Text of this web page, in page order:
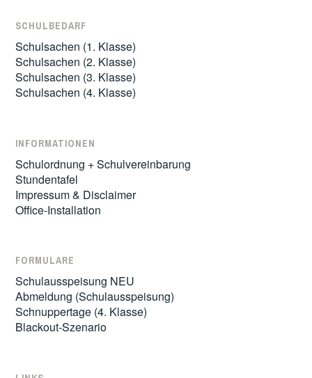
SCHULBEDARF
Schulsachen (1. Klasse)
Schulsachen (2. Klasse)
Schulsachen (3. Klasse)
Schulsachen (4. Klasse)
INFORMATIONEN
Schulordnung + Schulvereinbarung
Stundentafel
Impressum & Disclaimer
Office-Installation
FORMULARE
Schulausspeisung NEU
Abmeldung (Schulausspeisung)
Schnuppertage (4. Klasse)
Blackout-Szenario